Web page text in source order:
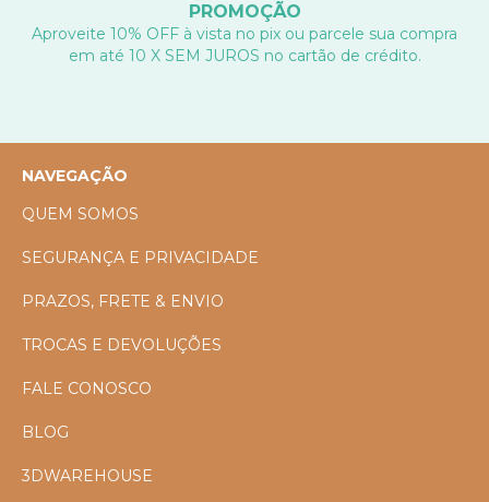
PROMOÇÃO
Aproveite 10% OFF à vista no pix ou parcele sua compra
em até 10 X SEM JUROS no cartão de crédito.
NAVEGAÇÃO
QUEM SOMOS
SEGURANÇA E PRIVACIDADE
PRAZOS, FRETE & ENVIO
TROCAS E DEVOLUÇÕES
FALE CONOSCO
BLOG
3DWAREHOUSE